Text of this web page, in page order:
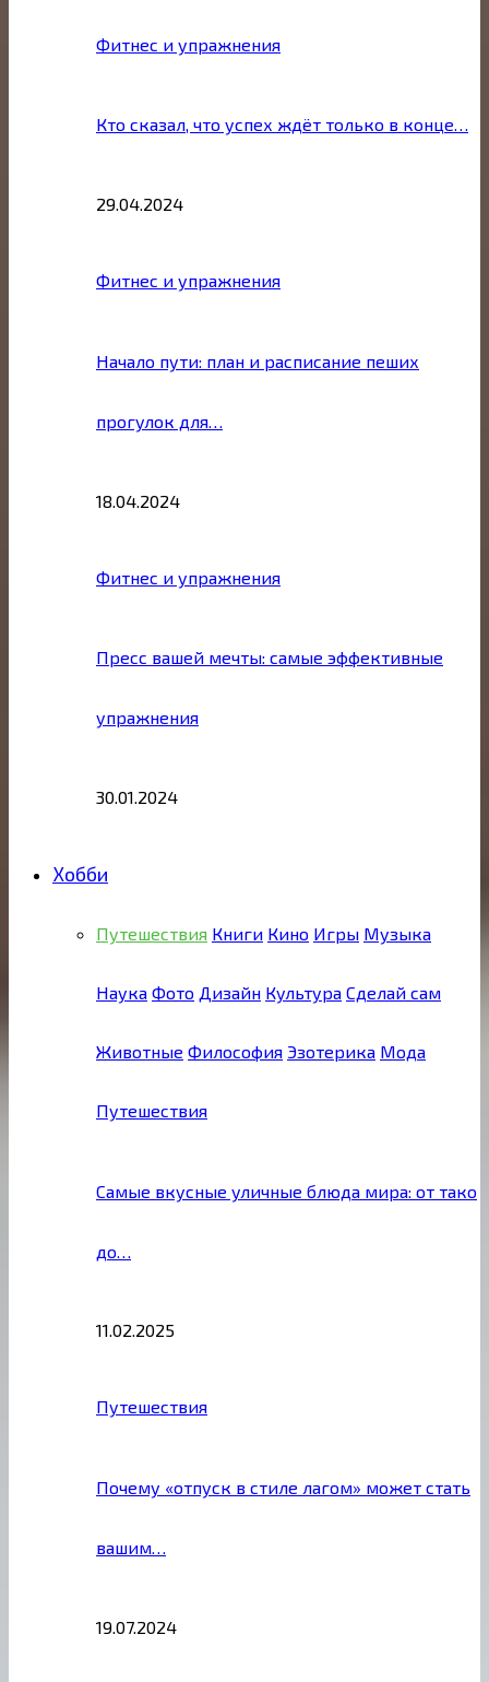
Фитнес и упражнения
Кто сказал, что успех ждёт только в конце…
29.04.2024
Фитнес и упражнения
Начало пути: план и расписание пеших
прогулок для…
18.04.2024
Фитнес и упражнения
Пресс вашей мечты: самые эффективные
упражнения
30.01.2024
Хобби
Путешествия Книги Кино Игры Музыка
Наука Фото Дизайн Культура Сделай сам
Животные Философия Эзотерика Мода
Путешествия
Самые вкусные уличные блюда мира: от тако
до…
11.02.2025
Путешествия
Почему «отпуск в стиле лагом» может стать
вашим…
19.07.2024